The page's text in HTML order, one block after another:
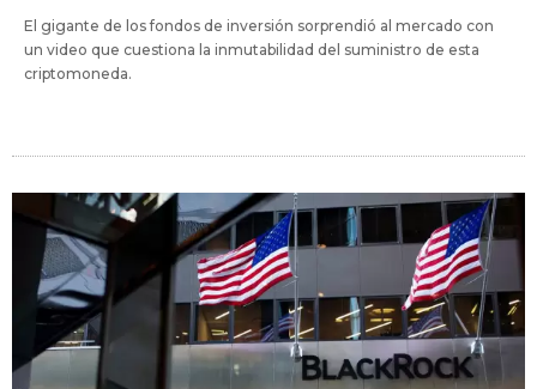
El gigante de los fondos de inversión sorprendió al mercado con
un video que cuestiona la inmutabilidad del suministro de esta
criptomoneda.